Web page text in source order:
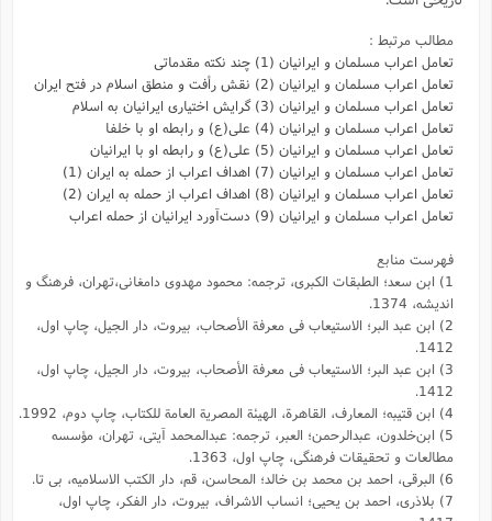
مطالب مرتبط :
تعامل اعراب مسلمان و ایرانیان (1) چند نکته مقدماتی
تعامل اعراب مسلمان و ایرانیان (2) نقش رأفت و منطق اسلام در فتح ایران
تعامل اعراب مسلمان و ایرانیان (3) گرایش اختیاری ایرانیان به اسلام
تعامل اعراب مسلمان و ایرانیان (4) علی(ع) و رابطه او با خلفا
تعامل اعراب مسلمان و ایرانیان (5) علی(ع) و رابطه‌ او با ایرانیان
تعامل اعراب مسلمان و ایرانیان (7) اهداف اعراب از حمله به ایران (1)
تعامل اعراب مسلمان و ایرانیان (8) اهداف اعراب از حمله به ایران (2)
تعامل اعراب مسلمان و ایرانیان (9) دست‌آورد ایرانیان از حمله اعراب
فهرست منابع
1) ابن سعد؛ الطبقات الکبری، ترجمه: محمود مهدوی دامغانی،تهران، فرهنگ و
اندیشه، 1374.
2) ابن عبد البر؛ الاستیعاب فى معرفة الأصحاب، بیروت، دار الجیل، چاپ اول،
1412.
3) ابن عبد البر؛ الاستیعاب فى معرفة الأصحاب، بیروت، دار الجیل، چاپ اول،
1412.
4) ابن قتیبه؛ المعارف، القاهرة، الهیئة المصریة العامة للکتاب، چاپ دوم، 1992.
5) ابن‌خلدون، عبدالرحمن؛ العبر، ترجمه: عبد‌المحمد آیتی، تهران، مؤسسه
مطالعات و تحقیقات فرهنگی، چاپ اول، 1363.
6) البرقی، احمد بن محمد بن خالد؛ المحاسن،‌ قم،‌ دار الکتب الاسلامیه، بی تا.
7) بلاذری، احمد بن یحیی؛ انساب الاشراف، بیروت، دار الفکر، چاپ اول،